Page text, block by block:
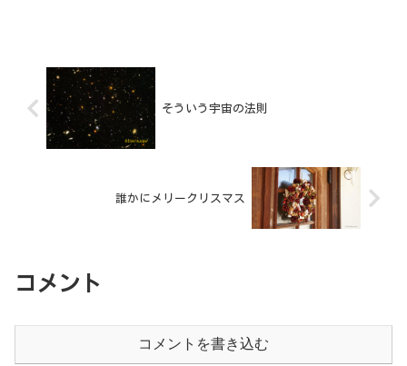
そういう宇宙の法則
誰かにメリークリスマス
コメント
コメントを書き込む